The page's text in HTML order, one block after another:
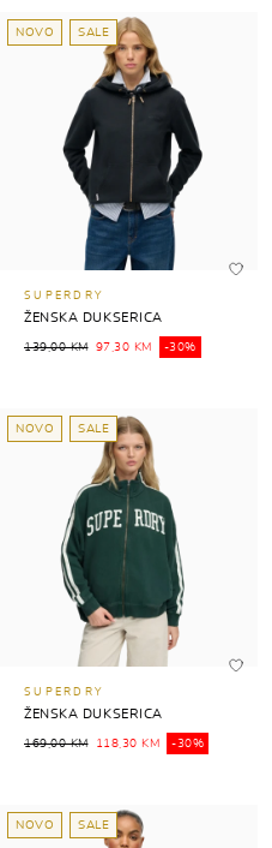
NOVO SALE
SUPERDRY
ŽENSKA DUKSERICA
139,00 KM 97,30 KM -30%
NOVO SALE
SUPERDRY
ŽENSKA DUKSERICA
169,00 KM 118,30 KM -30%
NOVO SALE